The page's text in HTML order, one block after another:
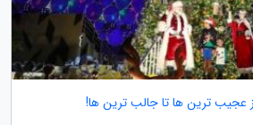
ترین ها تا جالب ترین ها!